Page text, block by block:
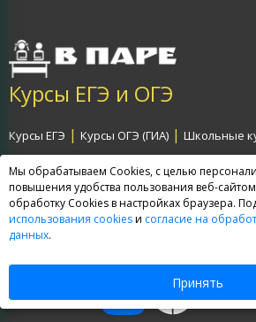
Мы обрабатываем Cookies, с целью
повышения удобства пользования веб-
обработку Cookies в настройках браузера.
использования cookiesи согласие на
данных.
Принять
Курсы ЕГЭ и ОГЭ
Курсы ЕГЭ | Курсы ОГЭ (ГИА) | Школьные
Договор-оферта|Политика обработки
Согласие на обработку персональных